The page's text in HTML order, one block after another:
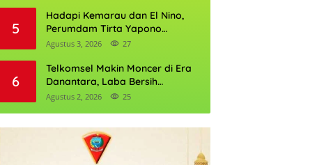
5
Hadapi Kemarau dan El Nino,
Perumdam Tirta Yapono
Perkuat Cadangan Air Ambon
Agustus 3, 2026 27
6
Telkomsel Makin Moncer di Era
Danantara, Laba Bersih
Semester I 2026 Tembus Rp10,4
Agustus 2, 2026 25